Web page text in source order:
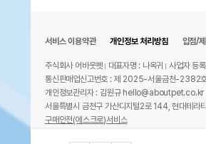
서비스 이용약관 개인정보 처리방침 입점/
주식회사 어바웃펫 대표자명 : 나옥귀 사업자
통신판매업신고번호 : 제 2025-서울금천-2382
개인정보관리자 : 김원규 hello@aboutpet.co.kr
서울특별시 금천구 가산디지털2로 144, 현대테
구매안전(에스크로)서비스